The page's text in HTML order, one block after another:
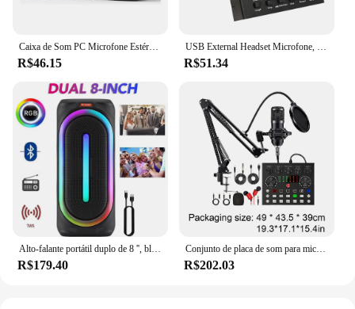
Caixa de Som PC Microfone Estéreo HIFI USB Com Fio Caixa De Som com Luz LED Para Computador Desktop
R$46.15
USB External Headset Microfone, V8, V8S, Mixer de Áudio, Webcast, Pessoal, Transmissão Ao Vivo, Placa de Som para Telefone, Computador
R$51.34
Alto-falante portátil duplo de 8 '', bluetooth, som de graves pesados com luz rgb, recarregável, tws, fm, alto-falante, presente de natal
R$179.40
Conjunto de placa de som para microfone bm800 v8, equipamento de podcast, montagem em choque de metal, filtro pop de camada dupla para streaming de podcasting
R$202.03